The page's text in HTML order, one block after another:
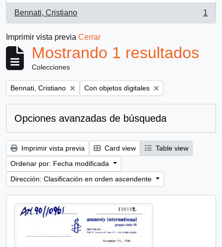
Bennati, Cristiano
, 1 resultados
1
Imprimir vista previa Cerrar
Mostrando 1 resultados
Colecciones
Remove filter:
Bennati, Cristiano Remove filter:
Con objetos digitales
Opciones avanzadas de búsqueda
Imprimir vista previa Card view
Table view
Ordenar por: Fecha modificada
Dirección: Clasificación en orden ascendente